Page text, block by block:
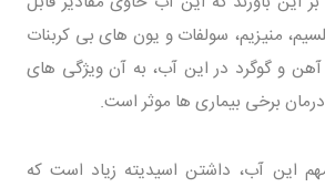
منیزیم، سولفات و یون های بی کربنات
و گوگرد در این آب، به آن ویژگی های
برخی بیماری ها موثر است.
این آب، داشتن اسیدیته زیاد است که